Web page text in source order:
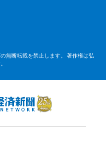
無断転載を禁止します。 著作権は弘